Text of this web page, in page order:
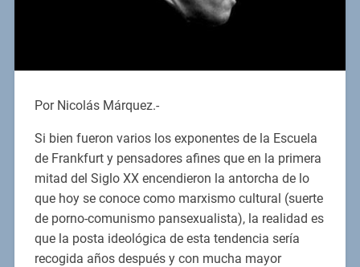
Por Nicolás Márquez.-
Si bien fueron varios los exponentes de la Escuela
de Frankfurt y pensadores afines que en la primera
mitad del Siglo XX encendieron la antorcha de lo
que hoy se conoce como marxismo cultural (suerte
de porno-comunismo pansexualista), la realidad es
que la posta ideológica de esta tendencia sería
recogida años después y con mucha mayor